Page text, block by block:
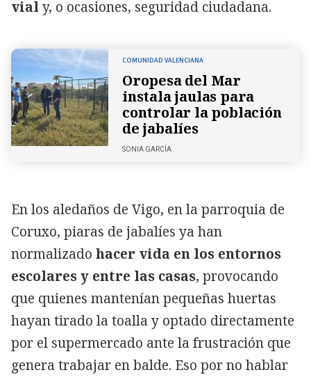
vial y, o ocasiones, seguridad ciudadana.
COMUNIDAD VALENCIANA
Oropesa del Mar
instala jaulas para
controlar la población
de jabalíes
SONIA GARCÍA
En los aledaños de Vigo, en la parroquia de
Coruxo, piaras de jabalíes ya han
normalizado hacer vida en los entornos
escolares y entre las casas, provocando
que quienes mantenían pequeñas huertas
hayan tirado la toalla y optado directamente
por el supermercado ante la frustración que
genera trabajar en balde. Eso por no hablar